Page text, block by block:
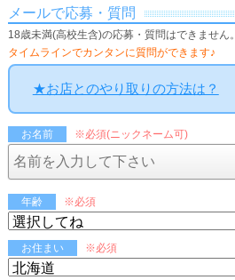
メールで応募・質問
18歳未満(高校生含)の応募・質問はできません。
タイムラインでカンタンに質問ができます♪
★お店とのやり取りの方法は？
お名前 ※必須(ニックネーム可)
年齢 ※必須
お住まい ※必須